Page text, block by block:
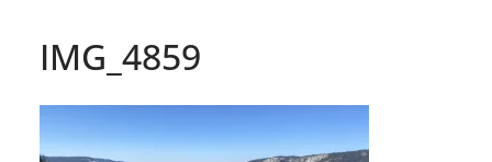
IMG_4859